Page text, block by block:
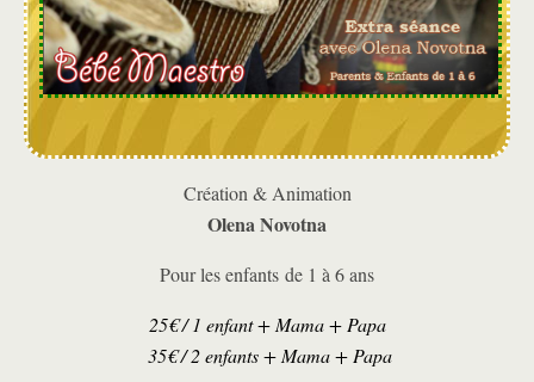
Création & Animation
Olena Novotna
Pour les enfants de 1 à 6 ans
25€ / 1 enfant + Mama + Papa
35€ / 2 enfants + Mama + Papa